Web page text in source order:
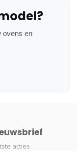
ovens en
acties